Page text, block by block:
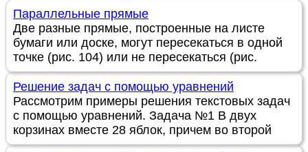
Параллельные прямые
Две разные прямые, построенные на листе
бумаги или доске, могут пересекаться в одной
точке (рис. 104) или не пересекаться (рис.
Решение задач с помощью уравнений
Рассмотрим примеры решения текстовых задач
с помощью уравнений. Задача №1 В двух
корзинах вместе 28 яблок, причем во второй